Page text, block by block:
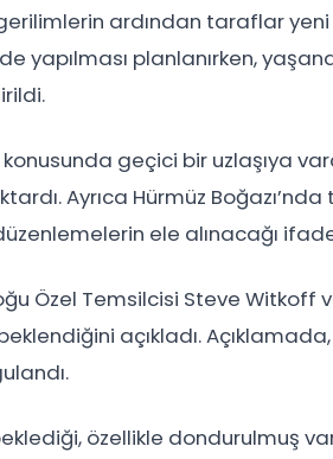
ardından taraflar
yapılması planlanırken,
konusunda geçici bir uzlaşıya
Ayrıca Hürmüz
ele alınacağı
Özel Temsilcisi Steve Witkoff
açıkladı.
özellikle dondurulmuş